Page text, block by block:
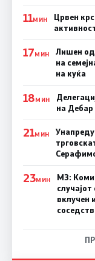
11МИН
Црвен
17МИН
Лишен од
на
на куќа
18МИН
на Дебар
21МИН
23МИН
МЗ:
вклучен